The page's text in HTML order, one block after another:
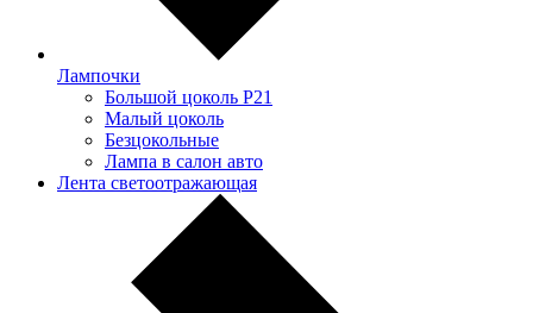
Лампочки
Большой цоколь P21
Малый цоколь
Безцокольные
Лампа в салон авто
Лента светоотражающая